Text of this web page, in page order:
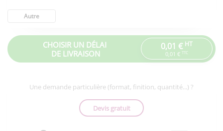
0,01 € HT
0,01 € TTC
Autre
CHOISIR UN DÉLAI
DE LIVRAISON
Une demande particulière (format, finition, quantité...) ?
Devis gratuit